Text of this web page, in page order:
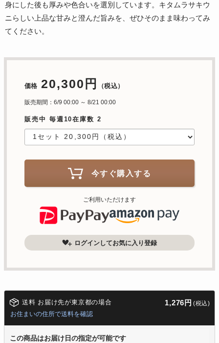
身にした後も厚みや色合いを選別しています。 キタムラサキウ
ニらしい上品な甘みと澄んだ旨みを、ぜひそのまま味わってみ
てください。
価格 20,300円 （税込）
販売期間：6/9 00:00 ～ 8/21 00:00
販売中 毎週10在庫数 2
今すぐ購入する
ご利用いただけます
ログインしてお気に入り登録
送料 お届け先が東京都の場合 1,276円 (税込)
お住まいの住所で送料を確認
この商品はお届け日の指定が可能です